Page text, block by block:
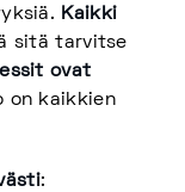
Kaikki
sitä tarvitse
ovat
on kaikkien
: